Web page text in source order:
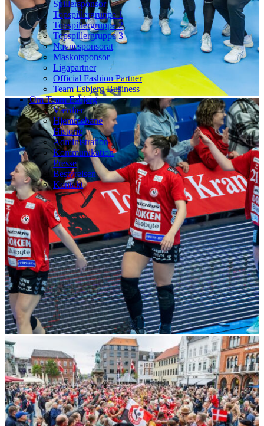
Spillersponsor
Topspillergruppe 1
Topspillergruppe 2
Topspillergruppe 3
Navnesponsorat
Maskotsponsor
Ligapartner
Official Fashion Partner
Team Esbjerg Business
Om Team Esbjerg
Værdier
Hjemmebane
Historie
Administration
Kommunikation
Presse
Bestyrelsen
Kontakt